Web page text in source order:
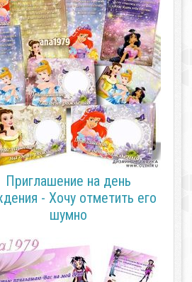
Приглашение на день
- Хочу отметить его
шумно